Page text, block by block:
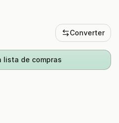
Converter
lista de compras